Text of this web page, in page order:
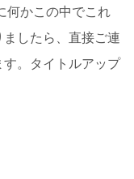
何かこの中でこれ
したら、直接ご連
。タイトルアップ